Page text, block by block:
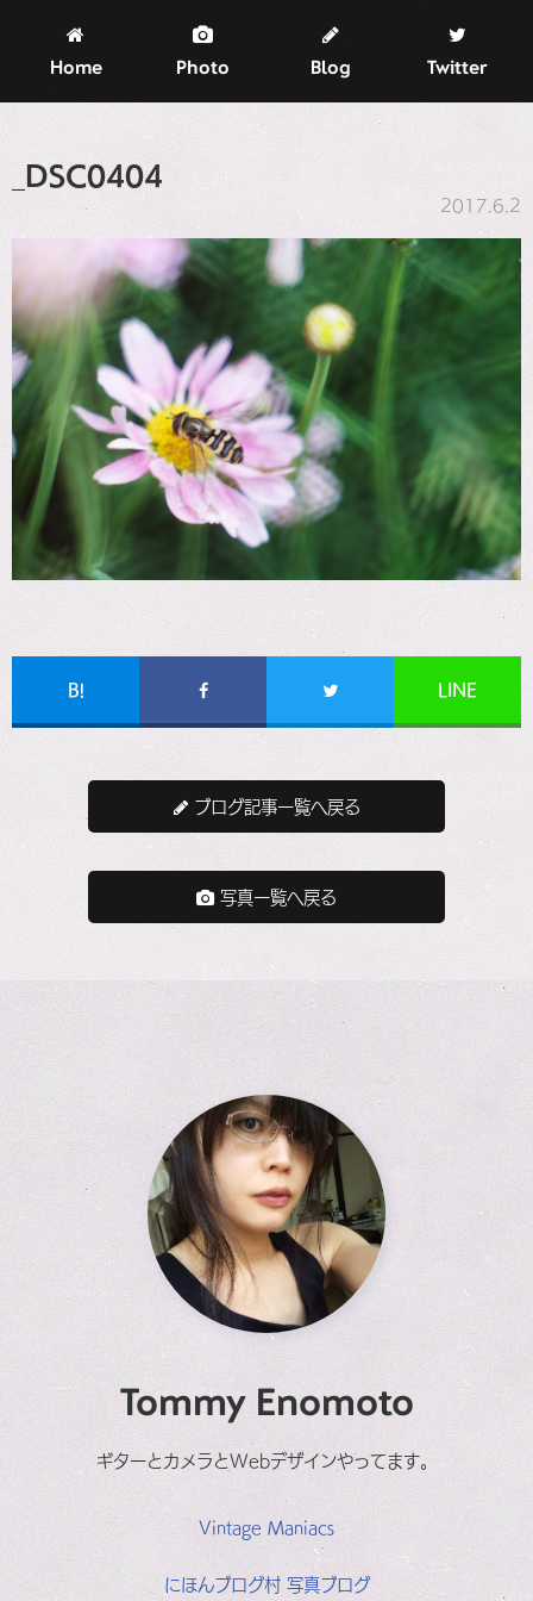
Home Photo Blog Twitter
_DSC0404
2017.6.2
B! LINE
ブログ記事一覧へ戻る
写真一覧へ戻る
Tommy Enomoto
ギターとカメラとWebデザインやってます。
Vintage Maniacs
にほんブログ村 写真ブログ